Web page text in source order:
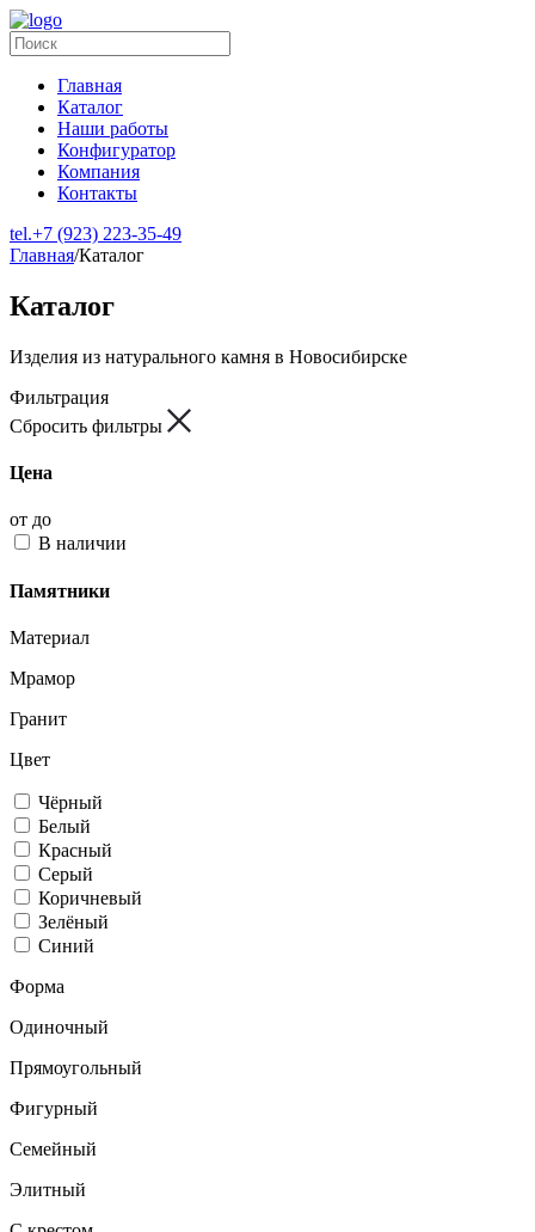
Главная
Каталог
Наши работы
Конфигуратор
Компания
Контакты
tel.+7 (923) 223-35-49
Главная/Каталог
Каталог
Изделия из натурального камня в Новосибирске
Фильтрация
Сбросить фильтры
Цена
от до
В наличии
Памятники
Материал
Мрамор
Гранит
Цвет
Чёрный
Белый
Красный
Серый
Коричневый
Зелёный
Синий
Форма
Одиночный
Прямоугольный
Фигурный
Семейный
Элитный